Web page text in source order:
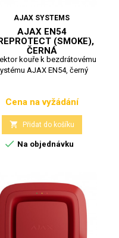
AJAX SYSTEMS
AJAX EN54
(SMOKE),
ČERNÁ
kouře k bezdrátovému
AJAX EN54, černý
Cena
Cena na vyžádání
 Přidat do košíku
 Na objednávku